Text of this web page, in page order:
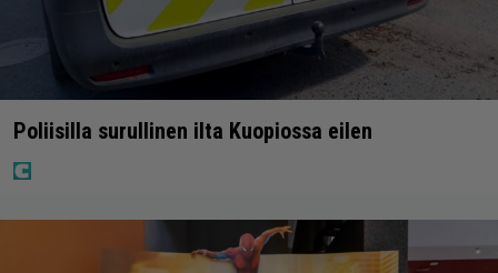
Poliisilla surullinen ilta Kuopiossa eilen